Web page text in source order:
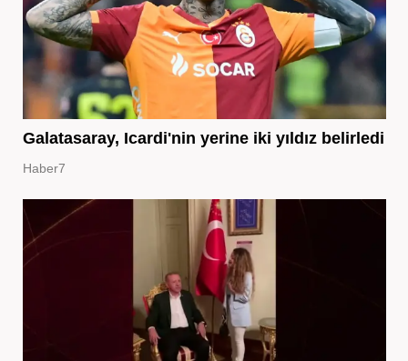
Galatasaray, Icardi'nin yerine iki yıldız belirledi
Haber7